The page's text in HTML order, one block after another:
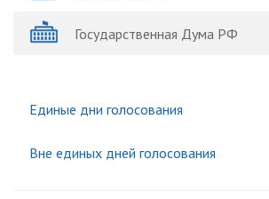
Государственная Дума РФ
Единые дни голосования
Вне единых дней голосования